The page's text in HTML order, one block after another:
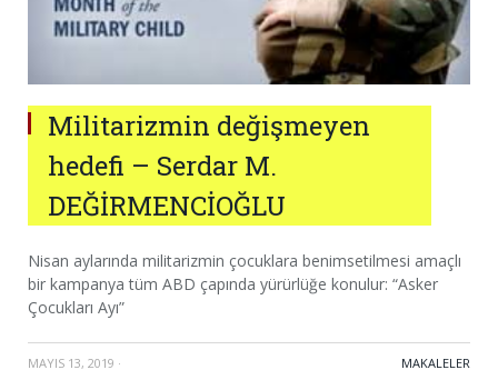
Militarizmin değişmeyen
hedefi – Serdar M.
DEĞİRMENCİOĞLU
Nisan aylarında militarizmin çocuklara benimsetilmesi amaçlı
bir kampanya tüm ABD çapında yürürlüğe konulur: “Asker
Çocukları Ayı”
MAYIS 13, 2019 · MAKALELER